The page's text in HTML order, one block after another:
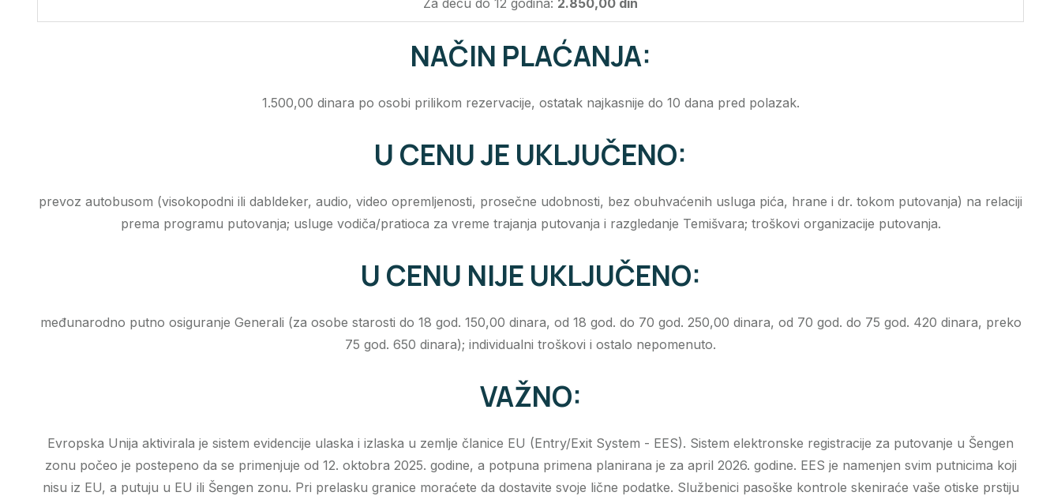
NAČIN PLAĆANJA:
1.500,00 dinara po osobi prilikom rezervacije, ostatak najkasnije do 10 dana pred polazak.
U CENU JE UKLJUČENO:
prevoz autobusom (visokopodni ili dabldeker, audio, video opremljenosti, prosečne udobnosti, bez obuhvaćenih usluga pića, hrane i dr. tokom putovanja) na relaciji
prema programu putovanja; usluge vodiča/pratioca za vreme trajanja putovanja i razgledanje Temišvara; troškovi organizacije putovanja.
U CENU NIJE UKLJUČENO:
međunarodno putno osiguranje Generali (za osobe starosti do 18 god. 150,00 dinara, od 18 god. do 70 god. 250,00 dinara, od 70 god. do 75 god. 420 dinara, preko
75 god. 650 dinara); individualni troškovi i ostalo nepomenuto.
VAŽNO:
Evropska Unija aktivirala je sistem evidencije ulaska i izlaska u zemlje članice EU (Entry/Exit System - EES). Sistem elektronske registracije za putovanje u Šengen
zonu počeo je postepeno da se primenjuje od 12. oktobra 2025. godine, a potpuna primena planirana je za april 2026. godine. EES je namenjen svim putnicima koji
nisu iz EU, a putuju u EU ili Šengen zonu. Pri prelasku granice moraćete da dostavite svoje lične podatke. Službenici pasoške kontrole skeniraće vaše otiske prstiju